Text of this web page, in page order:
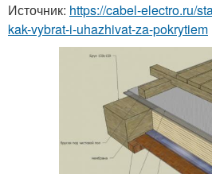
Источник: https://cabel-electro.ru/
kak-vybrat-i-uhazhivat-za-pokrytiem